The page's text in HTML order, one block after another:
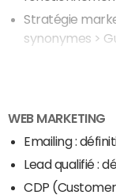
Stratégie
synonymes >
Marketing
Marketing :
WEB MARKETING
Emailing :
Lead qualifié :
CDP